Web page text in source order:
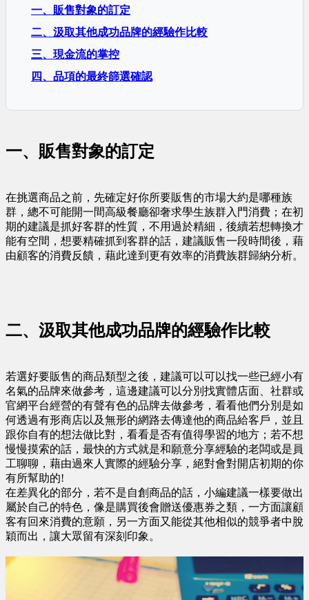
一、販售對象的訂定
二、汲取其他成功品牌的經驗作比較
三、現金流的掌控
四、品項的最終篩選確認
一、販售對象的訂定
在挑選商品之前，先確定好你所要販售的市場大約是哪種族
群，總不可能開一間高級餐廳卻奢求學生族群入門消費；在初
期的建議是抓好客群的性質，不用過於精細，後續若想轉換才
能有空間，想要精確抓到客群的話，建議販售一段時間後，藉
由顧客的消費反饋，藉此達到更有效率的消費族群歸納分析。
二、汲取其他成功品牌的經驗作比較
若選好要販售的商品類型之後，建議可以可以找一些已經小有
名氣的品牌來做參考，這邊建議可以分別找實體店面、社群或
官網平台經營的有聲有色的品牌去做參考，看看他們分別是如
何透過有形商店以及無形的網路去傳達他的商品給客戶，並且
跟你自有的想法做比對，看看是否有值得學習的地方；若不想
慢慢摸索的話，最快的方式就是和願意分享經驗的老闆或是員
工聊聊，藉由過來人實際的經驗分享，絕對會對開店初期的你
有所幫助的!
在差異化的部分，若不是自創商品的話，小編建議一樣要做出
屬於自己的特色，像是購買後會贈送優惠券之類，一方面讓顧
客有回來消費的意願，另一方面又能從其他相似的競爭者中脫
穎而出，讓大眾留有深刻印象。